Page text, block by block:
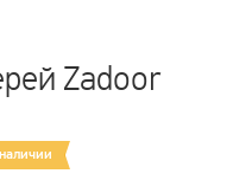
Zadoor